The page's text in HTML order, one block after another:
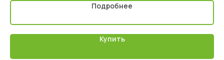
Подробнее
Купить